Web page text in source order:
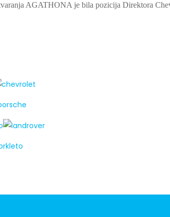
AGATHONA je bila pozicija Direktora